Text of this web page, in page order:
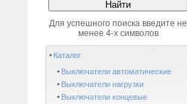
Для успешного поиска введите не
менее 4-х символов
Каталог
Выключатели автоматические
Выключатели нагрузки
Выключатели концевые